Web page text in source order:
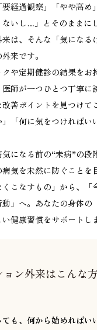
経過観察」「やや高め
いし…」とそのままに
は、そんな「気になる
来です。
や定期健診の結果をお
師が一つひとつ丁寧に
善ポイントを見つけて
」「何に気をつければい
になる前の“未病”の段
気を未然に防ぐことを
こなすもの」から、「
」へ。あなたの身体の
健康習慣をサポートし
ン外来はこんな
も、何から始めればい